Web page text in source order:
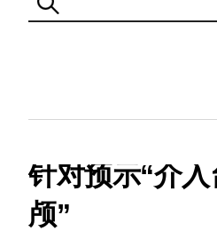
针对预示“介
颅”